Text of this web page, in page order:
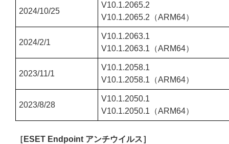
2024/10/25
V10.1.2065.2
V10.1.2065.2（ARM64）
2024/2/1
V10.1.2063.1
V10.1.2063.1（ARM64）
2023/11/1
V10.1.2058.1
V10.1.2058.1（ARM64）
2023/8/28
V10.1.2050.1
V10.1.2050.1（ARM64）
［ESET Endpoint アンチウイルス］